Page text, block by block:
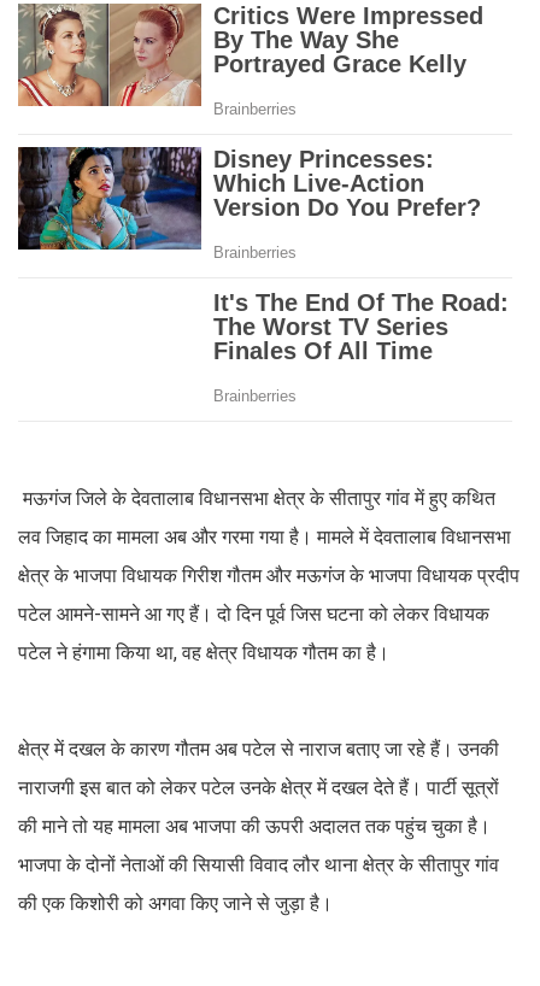
मऊगंज जिले के देवतालाब विधानसभा क्षेत्र के सीतापुर गांव में हुए कथित
लव जिहाद का मामला अब और गरमा गया है। मामले में देवतालाब विधानसभा
क्षेत्र के भाजपा विधायक गिरीश गौतम और मऊगंज के भाजपा विधायक प्रदीप
पटेल आमने-सामने आ गए हैं। दो दिन पूर्व जिस घटना को लेकर विधायक
पटेल ने हंगामा किया था, वह क्षेत्र विधायक गौतम का है।
क्षेत्र में दखल के कारण गौतम अब पटेल से नाराज बताए जा रहे हैं। उनकी
नाराजगी इस बात को लेकर पटेल उनके क्षेत्र में दखल देते हैं। पार्टी सूत्रों
की माने तो यह मामला अब भाजपा की ऊपरी अदालत तक पहुंच चुका है।
भाजपा के दोनों नेताओं की सियासी विवाद लौर थाना क्षेत्र के सीतापुर गांव
की एक किशोरी को अगवा किए जाने से जुड़ा है।